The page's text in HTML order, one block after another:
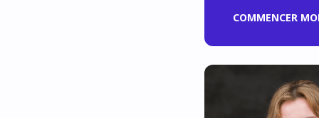
COMMENCER